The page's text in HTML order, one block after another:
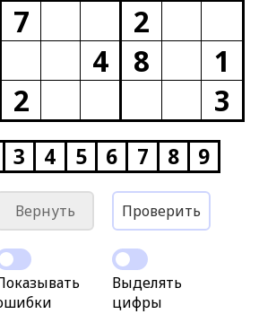
7
2
4
8
1
2 3
3 4 5 6 7 8 9
Вернуть Проверить
Выделять
цифры